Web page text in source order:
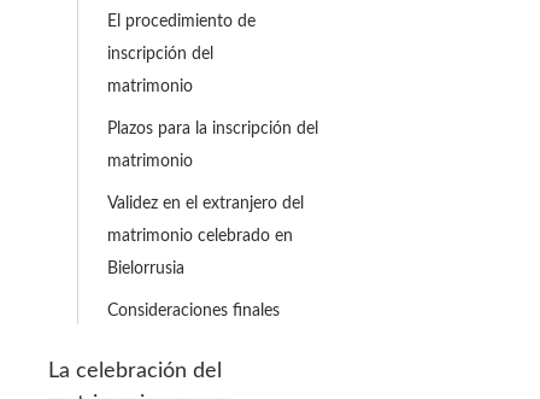
El procedimiento de
inscripción del
matrimonio
Plazos para la inscripción del
matrimonio
Validez en el extranjero del
matrimonio celebrado en
Bielorrusia
Consideraciones finales
La celebración del